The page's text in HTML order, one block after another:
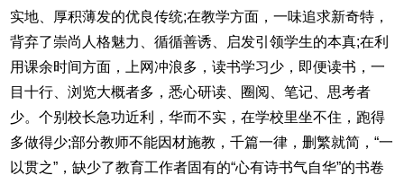
实地、厚积薄发的优良传统;在教学方面，一味追求新奇特，
背弃了崇尚人格魅力、循循善诱、启发引领学生的本真;在利
用课余时间方面，上网冲浪多，读书学习少，即便读书，一
目十行、浏览大概者多，悉心研读、圈阅、笔记、思考者
少。个别校长急功近利，华而不实，在学校里坐不住，跑得
多做得少;部分教师不能因材施教，千篇一律，删繁就简，“一
以贯之”，缺少了教育工作者固有的“心有诗书气自华”的书卷